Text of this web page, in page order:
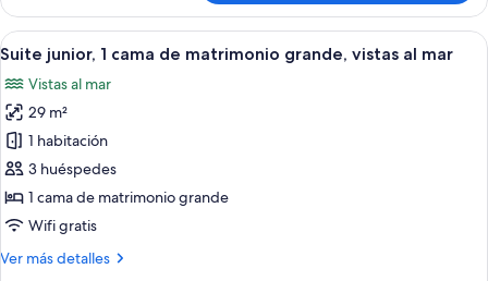
Adults
+
Child)
junior,
camas
(3
Adults
+
Child)
Abrir
todas
las
fotos
de
Suite
junior,
1
de
Una habitación de hotel moderna
6
Suite junior, 1 cama de matrimonio grande, vistas al mar
Vistas al mar
29 m²
1 habitación
3 huéspedes
1 cama de matrimonio grande
Wifi gratis
Ver más detalles
Más